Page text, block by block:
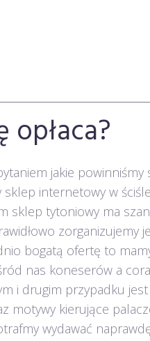
opłaca?
jakie powinniśmy
sklep internetowy w
sklep tytoniowy ma
bogatą ofertę to
nas koneserów a
i drugim przypadku
motywy kierujące
wydawać